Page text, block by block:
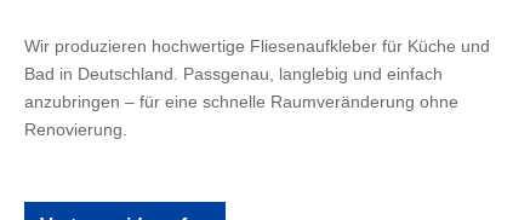
Wir produzieren hochwertige Fliesenaufkleber für Küche und
Bad in Deutschland. Passgenau, langlebig und einfach
anzubringen – für eine schnelle Raumveränderung ohne
Renovierung.